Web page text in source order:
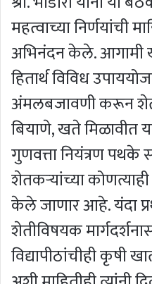
महत्वाच्या निर्णयांची
अभिनंदन केले. आगामी
हितार्थ विविध
अंमलबजावणी करून
बियाणे, खते मिळावीत
गुणवत्ता नियंत्रण
शेतकऱ्यांच्या
केले जाणार आहे. यंदा
शेतीविषयक
विद्यापीठांचीही कृषी